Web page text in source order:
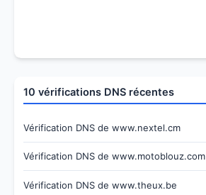
10 vérifications DNS récentes
Vérification DNS de www.nextel.cm
Vérification DNS de www.motoblouz.com
Vérification DNS de www.theux.be